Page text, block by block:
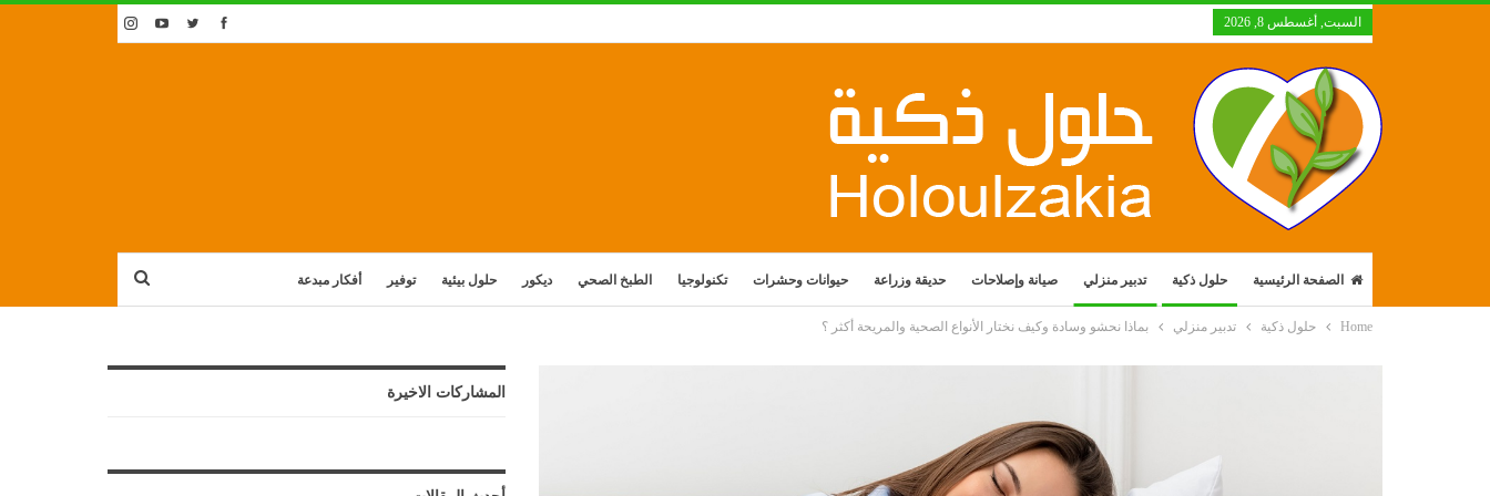
السبت, أغسطس 8, 2026
الصفحة الرئيسية حلول ذكية تدبير منزلي صيانة وإصلاحات حديقة وزراعة حيوانات وحشرات تكنولوجيا الطبخ الصحي ديكور حلول بيئية توفير أفكار مبدعة
Home حلول ذكية تدبير منزلي بماذا نحشو وسادة وكيف نختار الأنواع الصحية والمريحة أكثر ؟
المشاركات الاخيرة